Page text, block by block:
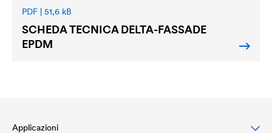
PDF | 51,6 kB
SCHEDA TECNICADELTA-FASSADE
EPDM
Applicazioni